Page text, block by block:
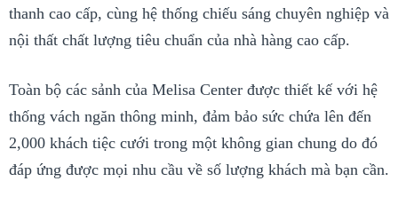
thanh cao cấp, cùng hệ thống chiếu sáng chuyên nghiệp và
nội thất chất lượng tiêu chuẩn của nhà hàng cao cấp.
Toàn bộ các sảnh của Melisa Center được thiết kế với hệ
thống vách ngăn thông minh, đảm bảo sức chứa lên đến
2,000 khách tiệc cưới trong một không gian chung do đó
đáp ứng được mọi nhu cầu về số lượng khách mà bạn cần.